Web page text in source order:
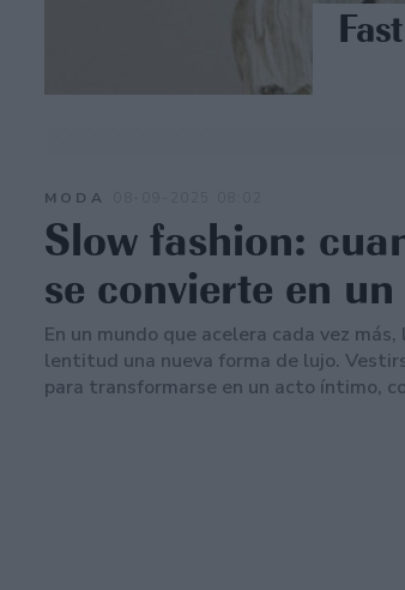
MODA
Slow fashion:
se convierte en
En un mundo que acelera cada vez
lentitud una nueva forma de lujo.
para transformarse en un acto íntimo,